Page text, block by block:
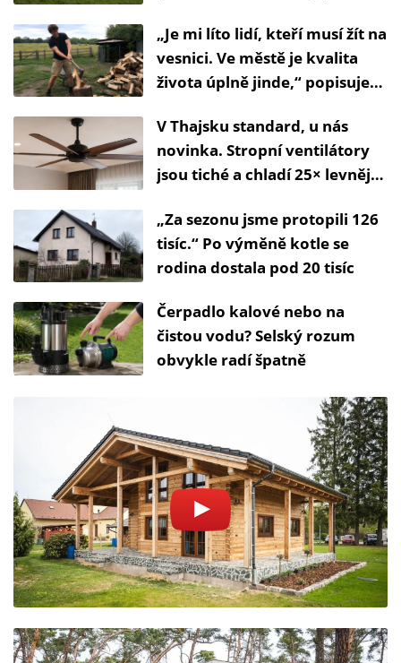
„Je mi líto lidí, kteří musí žít na
vesnici. Ve městě je kvalita
života úplně jinde,“ popisuje
V Thajsku standard, u nás
novinka. Stropní ventilátory
jsou tiché a chladí 25× levněji
„Za sezonu jsme protopili 126
tisíc.“ Po výměně kotle se
rodina dostala pod 20 tisíc
Čerpadlo kalové nebo na
čistou vodu? Selský rozum
obvykle radí špatně